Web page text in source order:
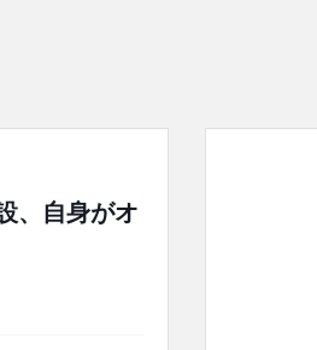
、自身がオ